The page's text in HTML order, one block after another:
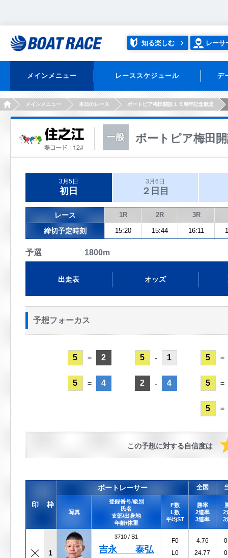
知る楽しむ レーサ
メインメニュー レーススケジュール デ
HOMEメインメニュー 本日のレース ボートピア梅田開設１５周年記念競走
ボートピア梅田
3月5日
初日
3月6日
２日目
レース 1R 2R 3R
締切予定時刻 15:20 15:44 16:11
予選 1800m
出走表 オッズ
予想フォーカス
5 = 2
5 = 4
5 - 1
2 - 4
5 =
5 =
5 =
この予想に対する自信度は
印 枠
ボートレーサー 全国
写真
登録番号/級別
氏名
支部/出身地
年齢/体重
F数
L数
平均ST
勝率
2連率
3連率
2
3
1
3710 / B1
吉永 泰弘
F0
L0
4.76
24.77